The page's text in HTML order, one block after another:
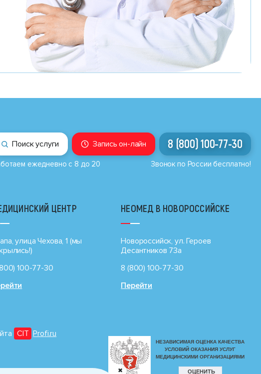
Поиск услуги Запись он-лайн
ежедневно с 8 до 20
8 (800) 100-77-30
Звонок по России бесплатно!
ЦЕНТР
улица Чехова, 1 (мы
100-77-30
НЕОМЕД В НОВОРОССИЙСКЕ
Новороссийск, ул. Героев
Десантников 73а
8 (800) 100-77-30
Перейти
CIT Profi.ru
✖